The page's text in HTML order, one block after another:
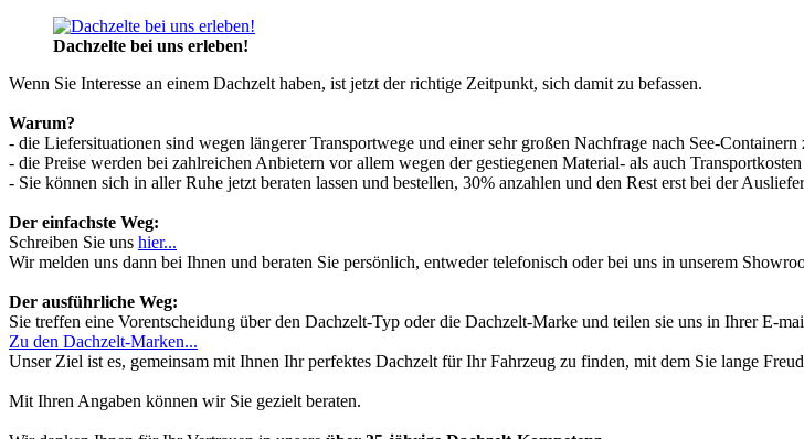
Dachzelte bei uns erleben!
Wenn Sie Interesse an einem Dachzelt haben, ist jetzt der richtige Zeitpunkt, sich damit zu befassen.
Warum?
- die Liefersituationen sind wegen längerer Transportwege und einer sehr großen Nachfrage nach See-Containern
- die Preise werden bei zahlreichen Anbietern vor allem wegen der gestiegenen Material- als auch
- Sie können sich in aller Ruhe jetzt beraten lassen und bestellen, 30% anzahlen und den Rest erst bei der
Der einfachste Weg:
Schreiben Sie uns hier...
Wir melden uns dann bei Ihnen und beraten Sie persönlich, entweder telefonisch oder bei uns in unserem
Der ausführliche Weg:
Sie treffen eine Vorentscheidung über den Dachzelt-Typ oder die Dachzelt-Marke und teilen sie uns in Ihrer E-
Zu den Dachzelt-Marken...
Unser Ziel ist es, gemeinsam mit Ihnen Ihr perfektes Dachzelt für Ihr Fahrzeug zu finden, mit dem Sie lange
Mit Ihren Angaben können wir Sie gezielt beraten.